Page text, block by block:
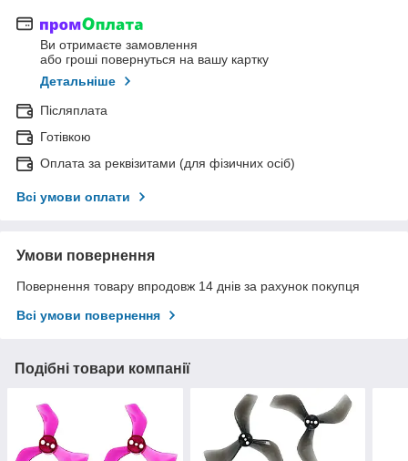
Ви отримаєте замовлення
або гроші повернуться на вашу картку
Детальніше
Післяплата
Готівкою
Оплата за реквізитами (для фізичних осіб)
Всі умови оплати
Умови повернення
Повернення товару впродовж 14 днів за рахунок покупця
Всі умови повернення
Подібні товари компанії